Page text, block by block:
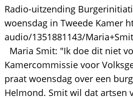
Radio-uitzending
woensdag in Tweede Kamer
audio/1351881143/
Maria Smit: "Ik doe dit niet
Kamercommissie voor
praat woensdag over een
Helmond. Smit wil dat artsen